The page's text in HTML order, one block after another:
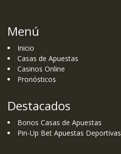
Menú
Inicio
Casas de Apuestas
Casinos Online
Pronósticos
Destacados
Bonos Casas de Apuestas
Pin-Up Bet Apuestas Deportivas